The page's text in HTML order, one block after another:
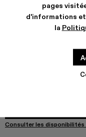
pages
d'informations
la
Livraison et retours
Livraison express
CARACTERISTIQUES
Consulter les disponibilités